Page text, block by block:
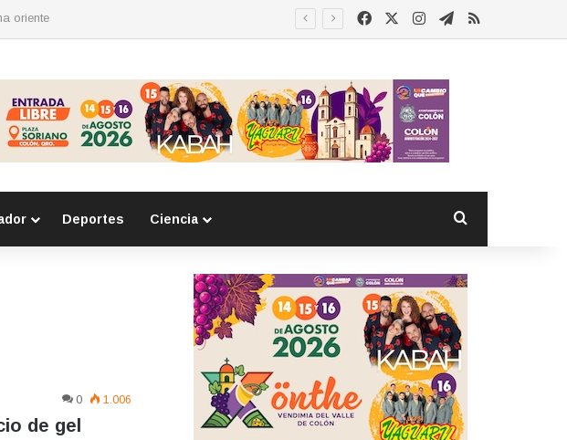
FacebookInstagram
Telegram
RSS
Deportes Ciencia
0 1.006
de gel